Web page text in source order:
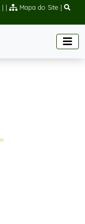
| | Mapa do Site |